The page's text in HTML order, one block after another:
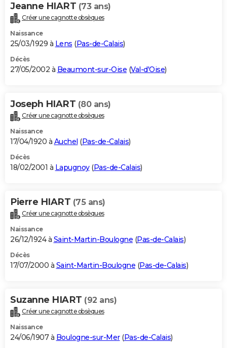
Jeanne HIART (73 ans)
Créer une cagnotte obsèques
Naissance
25/03/1929 à Lens (Pas-de-Calais)
Décès
27/05/2002 à Beaumont-sur-Oise (Val-d'Oise)
Joseph HIART (80 ans)
Créer une cagnotte obsèques
Naissance
17/04/1920 à Auchel (Pas-de-Calais)
Décès
18/02/2001 à Lapugnoy(Pas-de-Calais)
Pierre HIART (75 ans)
Créer une cagnotte obsèques
Naissance
26/12/1924 à Saint-Martin-Boulogne (Pas-de-Calais)
Décès
17/07/2000 à Saint-Martin-Boulogne (Pas-de-Calais)
Suzanne HIART (92 ans)
Créer une cagnotte obsèques
Naissance
24/06/1907 à Boulogne-sur-Mer(Pas-de-Calais)